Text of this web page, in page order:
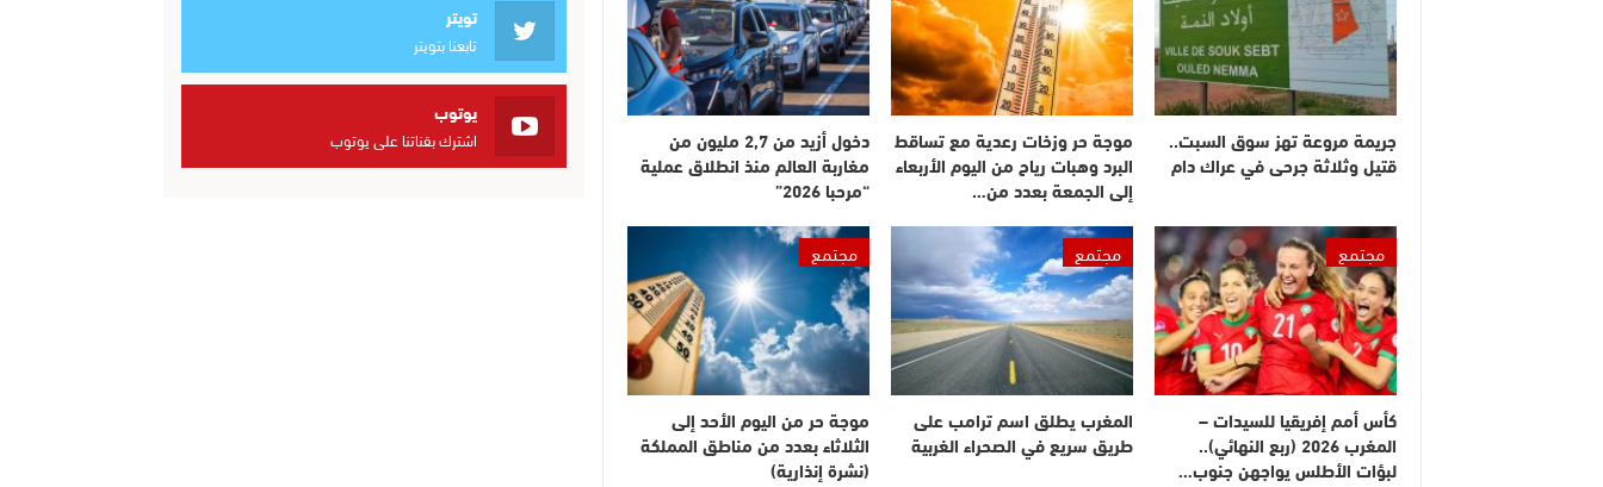
جريمة مروعة تهز سوق السبت..
قتيل وثلاثة جرحى في عراك دام
موجة حر وزخات رعدية مع تساقط
البرد وهبات رياح من اليوم الأربعاء
إلى الجمعة بعدد من…
دخول أزيد من 2,7 مليون من
مغاربة العالم منذ انطلاق عملية
“مرحبا 2026”
مجتمع
كأس أمم إفريقيا للسيدات –
المغرب 2026 (ربع النهائي)..
لبؤات الأطلس يواجهن جنوب…
مجتمع
المغرب يطلق اسم ترامب على
طريق سريع في الصحراء الغربية
مجتمع
موجة حر من اليوم الأحد إلى
الثلاثاء بعدد من مناطق المملكة
(نشرة إنذارية)
تويتر
تابعنا بتويتر
يوتوب
اشترك بقناتنا على يوتوب